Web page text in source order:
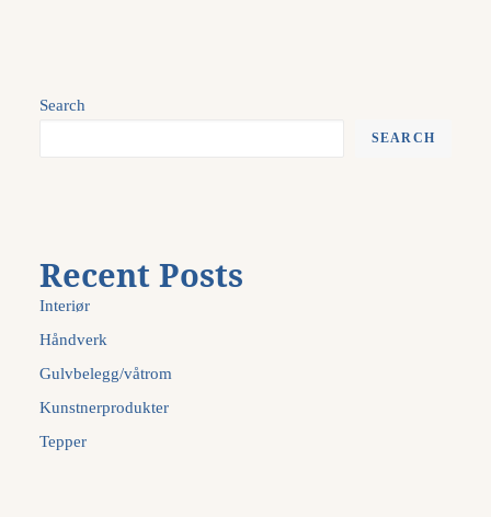
Search
SEARCH
Recent Posts
Interiør
Håndverk
Gulvbelegg/våtrom
Kunstnerprodukter
Tepper